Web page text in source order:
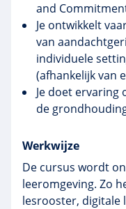
and
Je ontwikkelt
van
individuele
(afhankelijk van
Je doet ervaring
de
Werkwijze
De cursus wordt
leeromgeving. Zo
lesrooster,